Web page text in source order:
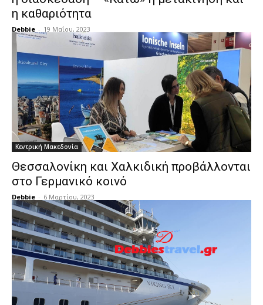
η καθαριότητα
Debbie - 19 Μαΐου, 2023
Κεντρική Μακεδονία
Θεσσαλονίκη και Χαλκιδική προβάλλονται
στο Γερμανικό κοινό
Debbie - 6 Μαρτίου, 2023